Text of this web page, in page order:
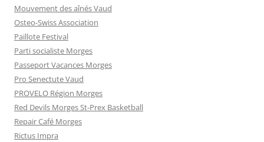
Mouvement des aînés Vaud
Osteo-Swiss Association
Paillote Festival
Parti socialiste Morges
Passeport Vacances Morges
Pro Senectute Vaud
PROVELO Région Morges
Red Devils Morges St-Prex Basketball
Repair Café Morges
Rictus Impra